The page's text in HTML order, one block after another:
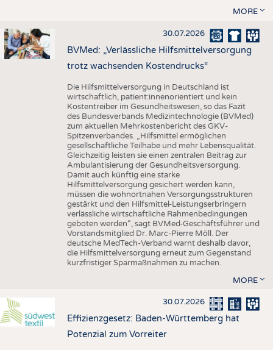
MORE
30.07.2026
BVMed: „Verlässliche Hilfsmittelversorgung
trotz wachsenden Kostendrucks“
Die Hilfsmittelversorgung in Deutschland ist
wirtschaftlich, patient:innenorientiert und kein
Kostentreiber im Gesundheitswesen, so das Fazit
des Bundesverbands Medizintechnologie (BVMed)
zum aktuellen Mehrkostenbericht des GKV-
Spitzenverbandes. „Hilfsmittel ermöglichen
gesellschaftliche Teilhabe und mehr Lebensqualität.
Gleichzeitig leisten sie einen zentralen Beitrag zur
Ambulantisierung der Gesundheitsversorgung.
Damit auch künftig eine starke
Hilfsmittelversorgung gesichert werden kann,
müssen die wohnortnahen Versorgungsstrukturen
gestärkt und den Hilfsmittel-Leistungserbringern
verlässliche wirtschaftliche Rahmenbedingungen
geboten werden“, sagt BVMed-Geschäftsführer und
Vorstandsmitglied Dr. Marc-Pierre Möll. Der
deutsche MedTech-Verband warnt deshalb davor,
die Hilfsmittelversorgung erneut zum Gegenstand
kurzfristiger Sparmaßnahmen zu machen.
MORE
30.07.2026
Effizienzgesetz: Baden-Württemberg hat
Potenzial zum Vorreiter